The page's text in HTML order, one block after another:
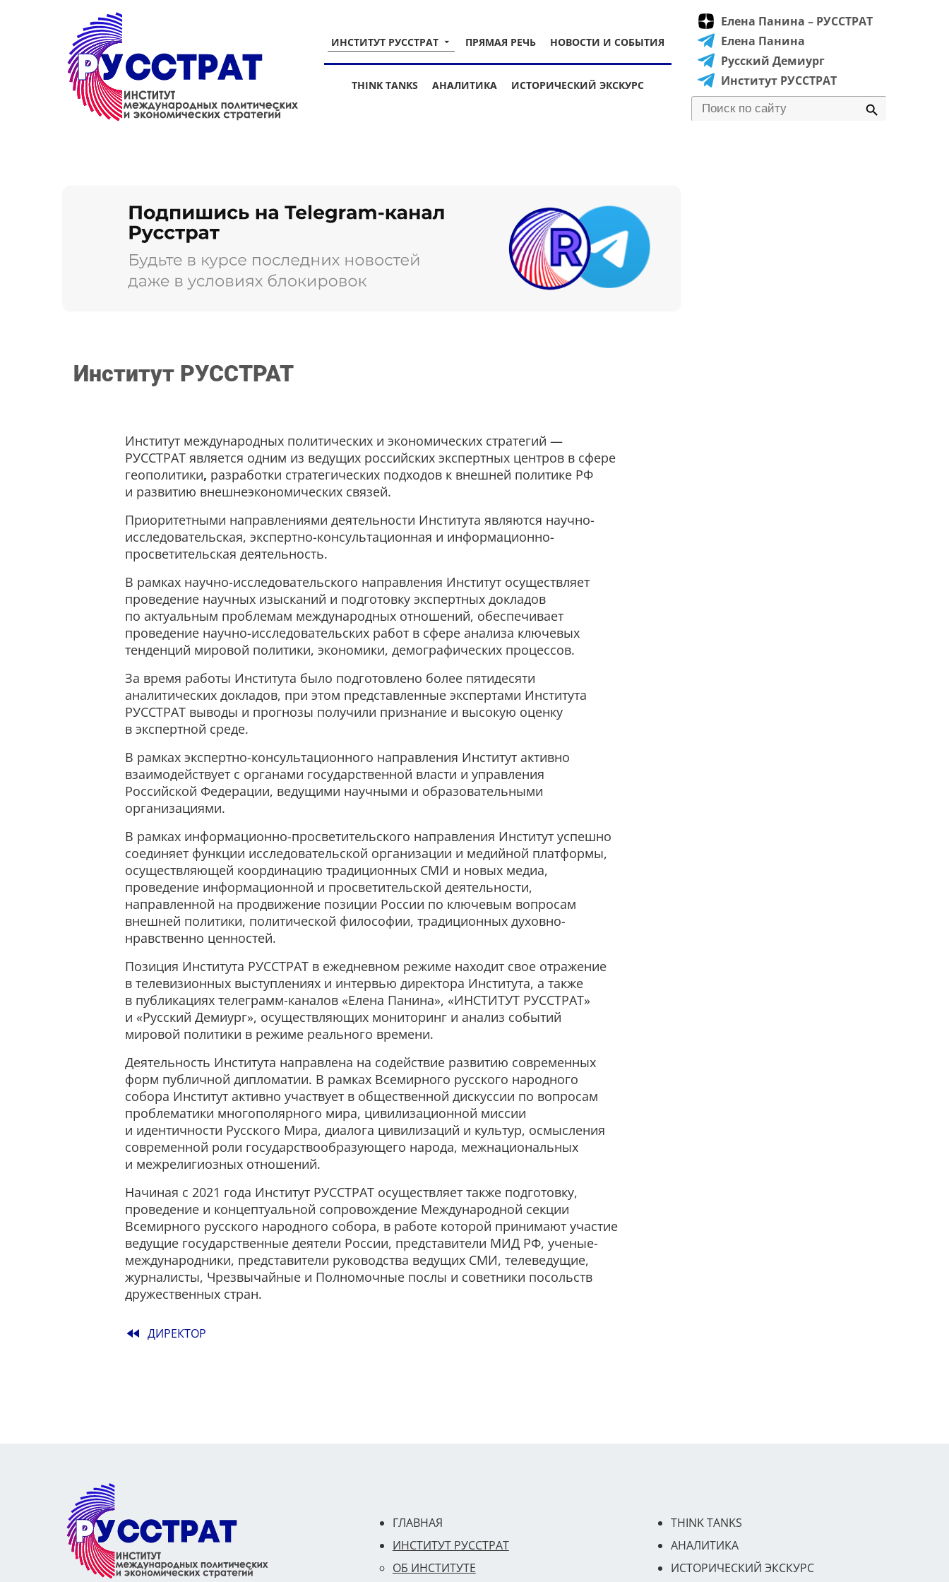
ИНСТИТУТ РУССТРАТ ПРЯМАЯ РЕЧЬ НОВОСТИ И СОБЫТИЯ
THINK TANKS АНАЛИТИКА ИСТОРИЧЕСКИЙ ЭКСКУРС
Елена Панина – РУССТРАТ
Елена Панина
Русский Демиург
Институт РУССТРАТ
Институт РУССТРАТ
Институт международных политических и экономических стратегий —
РУССТРАТ является одним из ведущих российских экспертных центров в сфере
геополитики, разработки стратегических подходов к внешней политике РФ
и развитию внешнеэкономических связей.
Приоритетными направлениями деятельности Института являются научно-
исследовательская, экспертно-консультационная и информационно-
просветительская деятельность.
В рамках научно-исследовательского направления Институт осуществляет
проведение научных изысканий и подготовку экспертных докладов
по актуальным проблемам международных отношений, обеспечивает
проведение научно-исследовательских работ в сфере анализа ключевых
тенденций мировой политики, экономики, демографических процессов.
За время работы Института было подготовлено более пятидесяти
аналитических докладов, при этом представленные экспертами Института
РУССТРАТ выводы и прогнозы получили признание и высокую оценку
в экспертной среде.
В рамках экспертно-консультационного направления Институт активно
взаимодействует с органами государственной власти и управления
Российской Федерации, ведущими научными и образовательными
организациями.
В рамках информационно-просветительского направления Институт успешно
соединяет функции исследовательской организации и медийной платформы,
осуществляющей координацию традиционных СМИ и новых медиа,
проведение информационной и просветительской деятельности,
направленной на продвижение позиции России по ключевым вопросам
внешней политики, политической философии, традиционных духовно-
нравственно ценностей.
Позиция Института РУССТРАТ в ежедневном режиме находит свое отражение
в телевизионных выступлениях и интервью директора Института, а также
в публикациях телеграмм-каналов «Елена Панина», «ИНСТИТУТ РУССТРАТ»
и «Русский Демиург», осуществляющих мониторинг и анализ событий
мировой политики в режиме реального времени.
Деятельность Института направлена на содействие развитию современных
форм публичной дипломатии. В рамках Всемирного русского народного
собора Институт активно участвует в общественной дискуссии по вопросам
проблематики многополярного мира, цивилизационной миссии
и идентичности Русского Мира, диалога цивилизаций и культур, осмысления
современной роли государствообразующего народа, межнациональных
и межрелигиозных отношений.
Начиная с 2021 года Институт РУССТРАТ осуществляет также подготовку,
проведение и концептуальной сопровождение Международной секции
Всемирного русского народного собора, в работе которой принимают участие
ведущие государственные деятели России, представители МИД РФ, ученые-
международники, представители руководства ведущих СМИ, телеведущие,
журналисты, Чрезвычайные и Полномочные послы и советники посольств
дружественных стран.
fast_rewind ДИРЕКТОР
ГЛАВНАЯ
ИНСТИТУТ РУССТРАТ
ОБ ИНСТИТУТЕ
THINK TANKS
АНАЛИТИКА
ИСТОРИЧЕСКИЙ ЭКСКУРС